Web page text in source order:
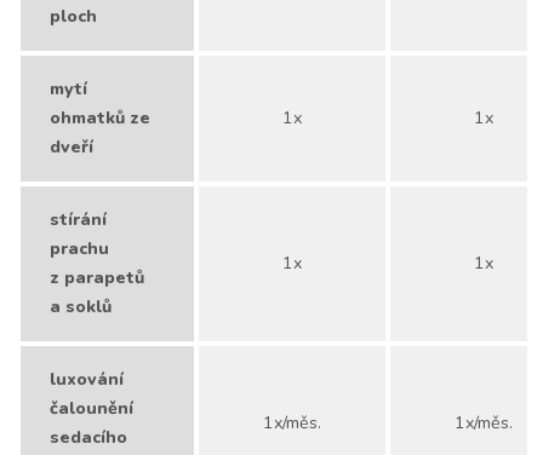
ploch
mytí
ohmatků ze
dveří
1x 1x
stírání
prachu
z parapetů
a soklů
1x 1x
luxování
čalounění
sedacího
1x/měs. 1x/měs.